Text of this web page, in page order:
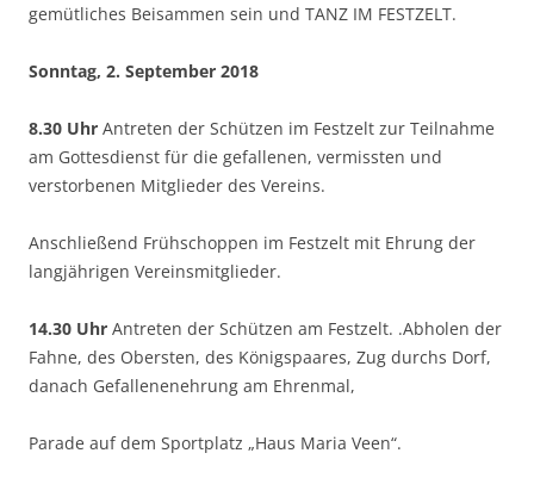
gemütliches Beisammen sein und TANZ IM FESTZELT.
Sonntag, 2. September 2018
8.30 Uhr Antreten der Schützen im Festzelt zur Teilnahme
am Gottesdienst für die gefallenen, vermissten und
verstorbenen Mitglieder des Vereins.
Anschließend Frühschoppen im Festzelt mit Ehrung der
langjährigen Vereinsmitglieder.
14.30 Uhr Antreten der Schützen am Festzelt. .Abholen der
Fahne, des Obersten, des Königspaares, Zug durchs Dorf,
danach Gefallenenehrung am Ehrenmal,
Parade auf dem Sportplatz „Haus Maria Veen“.